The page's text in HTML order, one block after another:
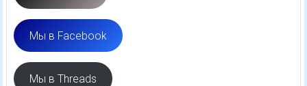
Мы в Facebook
Мы в Threads